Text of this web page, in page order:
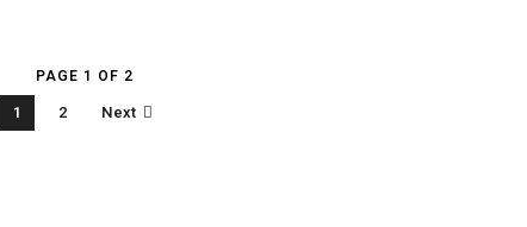
PAGE 1 OF 2
1 2 Next